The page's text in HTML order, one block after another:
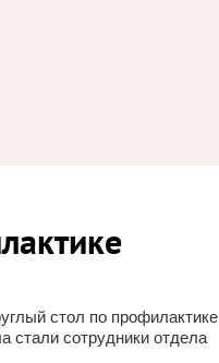
стол по профилактике
стали сотрудники отдела